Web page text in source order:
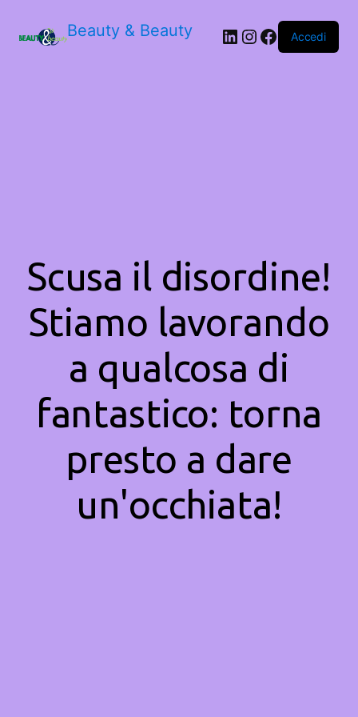
Beauty & Beauty LinkedIn
Instagram
Facebook
Accedi
Scusa il disordine!
Stiamo lavorando
a qualcosa di
fantastico: torna
presto a dare
un'occhiata!